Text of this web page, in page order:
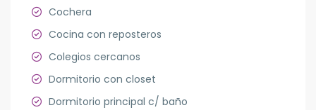
Cochera
Cocina con reposteros
Colegios cercanos
Dormitorio con closet
Dormitorio principal c/ baño